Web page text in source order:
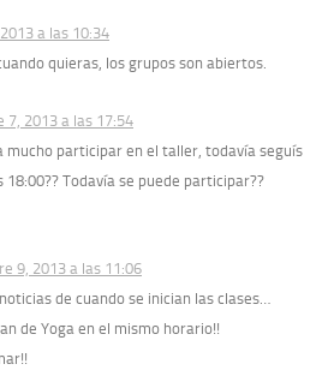
a las 10:34
quieras, los grupos son abiertos.
7, 2013 a las 17:54
mucho participar en el taller, todavía seguís
18:00?? Todavía se puede participar??
9, 2013 a las 11:06
de cuando se inician las clases…
de Yoga en el mismo horario!!